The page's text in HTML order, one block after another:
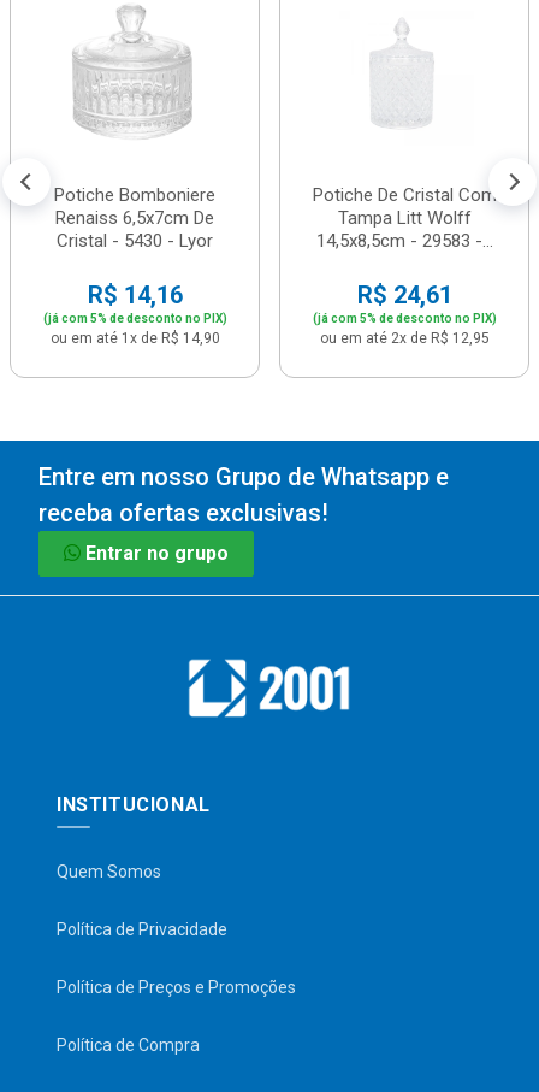
Potiche Bomboniere
Renaiss 6,5x7cm De
Cristal - 5430 - Lyor
R$ 14,16
(já com 5% de desconto no PIX)
ou em até 1x de R$ 14,90
Potiche De Cristal Com
Tampa Litt Wolff
14,5x8,5cm - 29583 -...
R$ 24,61
(já com 5% de desconto no PIX)
ou em até 2x de R$ 12,95
Entre em nosso Grupo de Whatsapp e
receba ofertas exclusivas!
Entrar no grupo
INSTITUCIONAL
Quem Somos
Política de Privacidade
Política de Preços e Promoções
Política de Compra